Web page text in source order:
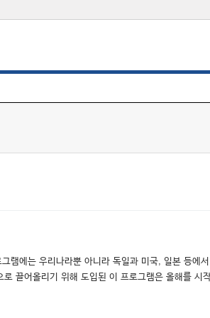
램에는 우리나라뿐 아니라 독일과 미국, 일본 등에
끌어올리기 위해 도입된 이 프로그램은 올해를 시